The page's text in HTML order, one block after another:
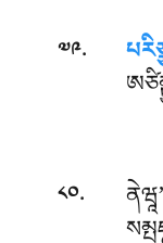
༧༩.
༨༠.